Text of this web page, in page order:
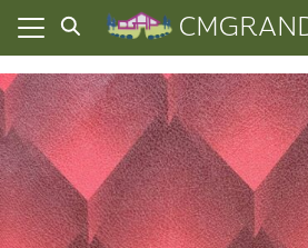
Skip
content
ความเป็นส่วนตัว
งหมด
ที่ผ่านมา
รา